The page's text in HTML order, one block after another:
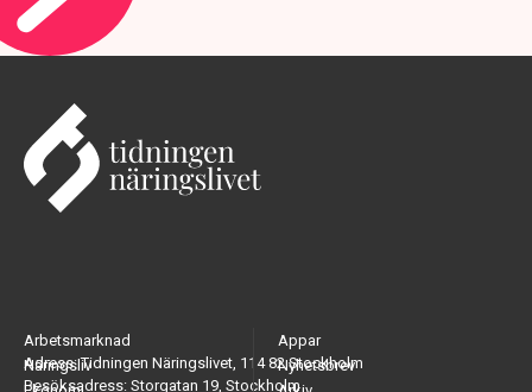
Adress: Tidningen Näringslivet, 114 82 Stockholm
Besöksadress: Storgatan 19, Stockholm
Arbetsmarknad
Näringsliv
Appar
Nyhetsbrev